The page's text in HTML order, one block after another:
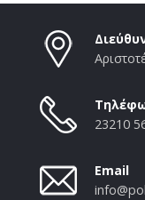
23210
Email